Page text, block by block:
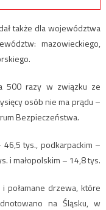
także dla województwa
mazowieckiego,
500 razy w związku ze
osób nie ma prądu –
Bezpieczeństwa.
tys., podkarpackim –
i małopolskim – 14,8 tys.
połamane drzewa, które
na Śląsku, w